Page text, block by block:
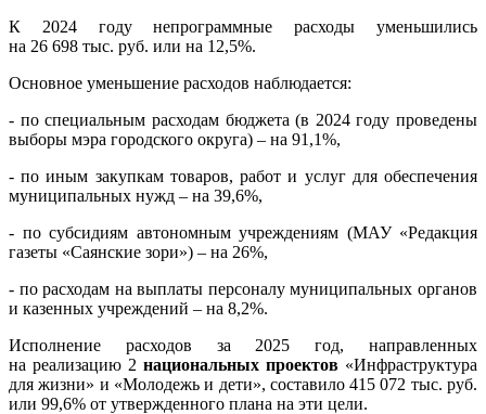
К 2024 году непрограммные расходы уменьшились
на 26 698 тыс. руб. или на 12,5%.
Основное уменьшение расходов наблюдается:
- по специальным расходам бюджета (в 2024 году проведены
выборы мэра городского округа) – на 91,1%,
- по иным закупкам товаров, работ и услуг для обеспечения
муниципальных нужд – на 39,6%,
- по субсидиям автономным учреждениям (МАУ «Редакция
газеты «Саянские зори») – на 26%,
- по расходам на выплаты персоналу муниципальных органов
и казенных учреждений – на 8,2%.
Исполнение расходов за 2025 год, направленных
на реализацию 2 национальных проектов «Инфраструктура
для жизни» и «Молодежь и дети», составило 415 072 тыс. руб.
или 99,6% от утвержденного плана на эти цели.